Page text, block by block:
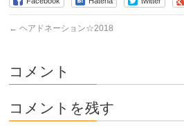
← ヘアドネーション☆2018
コメント
コメントを残す